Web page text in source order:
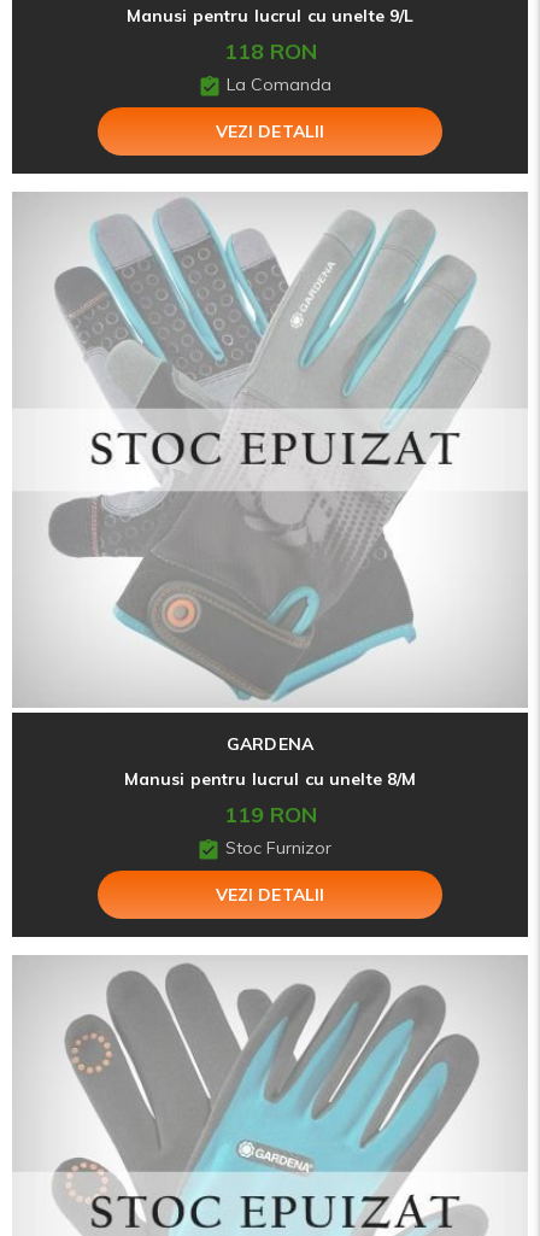
Manusi pentru lucrul cu unelte 9/L
118 RON
La Comanda
VEZI DETALII
GARDENA
Manusi pentru lucrul cu unelte 8/M
119 RON
Stoc Furnizor
VEZI DETALII